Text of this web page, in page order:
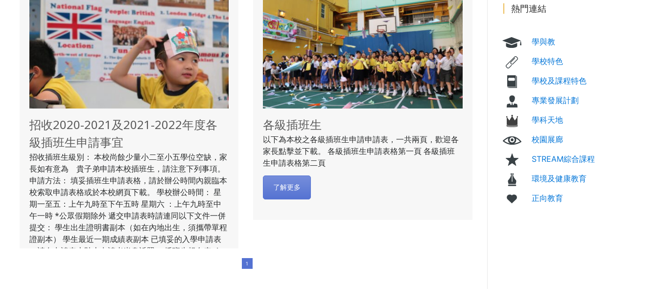
招收2020-2021及2021-2022年度各
級插班生申請事宜
招收插班生級別： 本校尚餘少量小二至小五學位空缺，家
長如有意為 貴子弟申請本校插班生，請注意下列事項。
申請方法： 填妥插班生申請表格，請於辦公時間內親臨本
校索取申請表格或於本校網頁下載。 學校辦公時間： 星
期一至五：上午九時至下午五時 星期六 ：上午九時至中
午一時 *公眾假期除外 遞交申請表時請連同以下文件一併
提交： 學生出生證明書副本（如在內地出生，須攜帶單程
證副本） 學生最近一期成績表副本 已填妥的入學申請表
（請在申請表上貼上申請者半身近照） 插班生報名表_1
各級插班生
以下為本校之各級插班生申請申請表，一共兩頁，歡迎各
家長點擊並下載。 各級插班生申請表格第一頁 各級插班
生申請表格第二頁
了解更多
招收2020-2021及2021-2022年
級插班生申請事宜
招收插班生級別： 本校尚餘少量小二至小五學位
長如有意為 貴子弟申請本校插班生，請注意下
申請方法： 填妥插班生申請表格，請於辦公時間
校索取申請表格或於本校網頁下載。 學校辦公時
期一至五：上午九時至下午五時 星期六 ：上午
1
熱門連結
學與教
學校特色
學校及課程特色
專業發展計劃
學科天地
校園展廊
STREAM綜合課程
環境及健康教育
正向教育